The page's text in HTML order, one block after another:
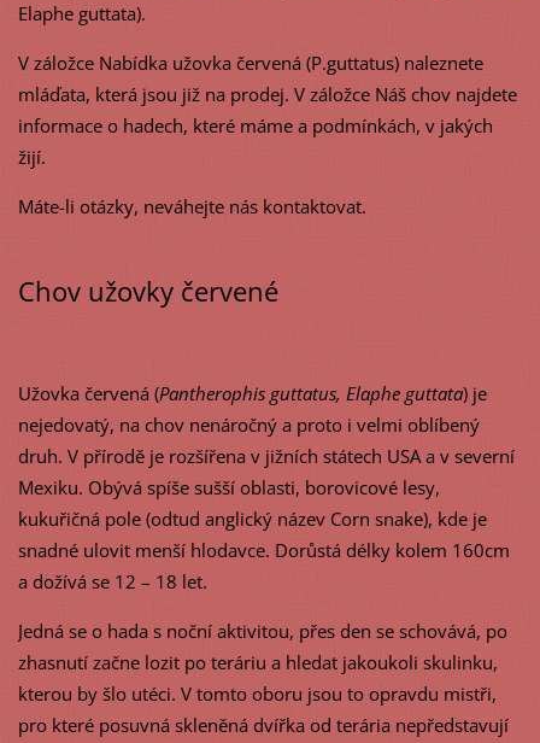
Elaphe guttata).
V záložce Nabídka užovka červená (P.guttatus) naleznete
mláďata, která jsou již na prodej. V záložce Náš chov najdete
informace o hadech, které máme a podmínkách, v jakých
žijí.
Máte-li otázky, neváhejte nás kontaktovat.
Chov užovky červené
Užovka červená (Pantherophis guttatus, Elaphe guttata) je
nejedovatý, na chov nenáročný a proto i velmi oblíbený
druh. V přírodě je rozšířena v jižních státech USA a v severní
Mexiku. Obývá spíše sušší oblasti, borovicové lesy,
kukuřičná pole (odtud anglický název Corn snake), kde je
snadné ulovit menší hlodavce. Dorůstá délky kolem 160cm
a dožívá se 12 – 18 let.
Jedná se o hada s noční aktivitou, přes den se schovává, po
zhasnutí začne lozit po teráriu a hledat jakoukoli skulinku,
kterou by šlo utéci. V tomto oboru jsou to opravdu mistři,
pro které posuvná skleněná dvířka od terária nepředstavují